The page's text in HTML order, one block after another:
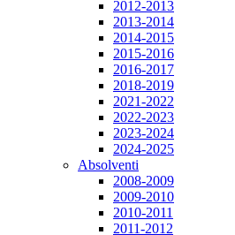
2012-2013
2013-2014
2014-2015
2015-2016
2016-2017
2018-2019
2021-2022
2022-2023
2023-2024
2024-2025
Absolventi
2008-2009
2009-2010
2010-2011
2011-2012